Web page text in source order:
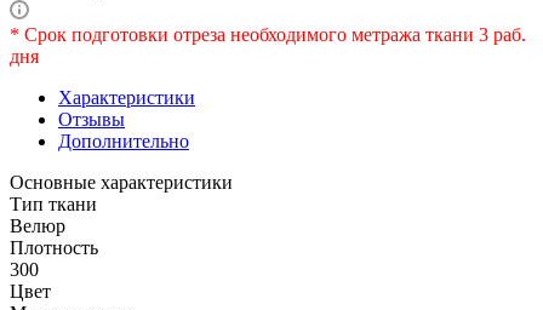
* Срок подготовки отреза необходимого метража ткани 3 раб.
дня
Характеристики
Отзывы
Дополнительно
Основные характеристики
Тип ткани
Велюр
Плотность
300
Цвет